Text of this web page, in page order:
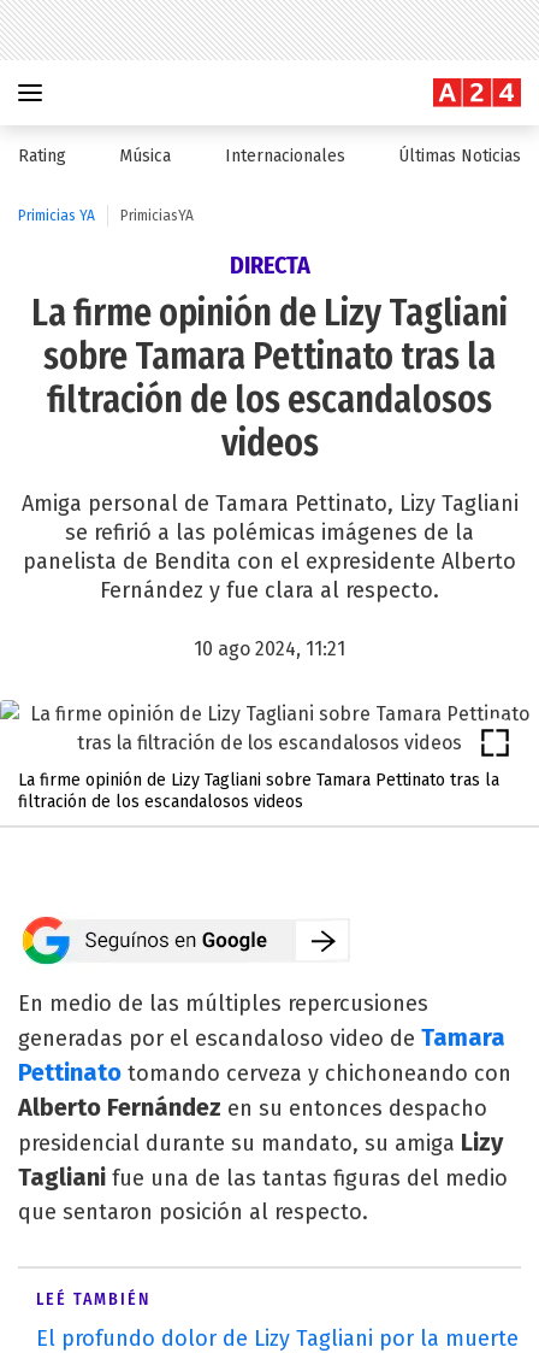
Rating Música Internacionales Últimas Noticias
Primicias YA PrimiciasYA
DIRECTA
La firme opinión de Lizy Tagliani
sobre Tamara Pettinato tras la
filtración de los escandalosos
videos
Amiga personal de Tamara Pettinato, Lizy Tagliani
se refirió a las polémicas imágenes de la
panelista de Bendita con el expresidente Alberto
Fernández y fue clara al respecto.
10 ago 2024, 11:21
La firme opinión de Lizy Tagliani sobre Tamara Pettinato tras la
filtración de los escandalosos videos
En medio de las múltiples repercusiones
generadas por el escandaloso video de Tamara
Pettinato tomando cerveza y chichoneando con
Alberto Fernández en su entonces despacho
presidencial durante su mandato, su amiga Lizy
Tagliani fue una de las tantas figuras del medio
que sentaron posición al respecto.
LEÉ TAMBIÉN
El profundo dolor de Lizy Tagliani por la muerte